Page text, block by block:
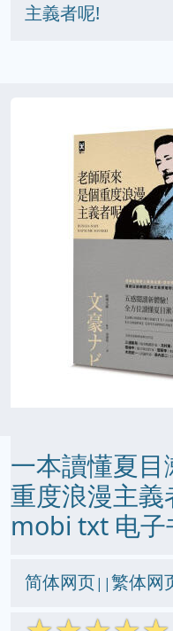
主義者呢!
一本讀懂夏
重度浪漫主
mobi txt 电子
简体网页||繁体网